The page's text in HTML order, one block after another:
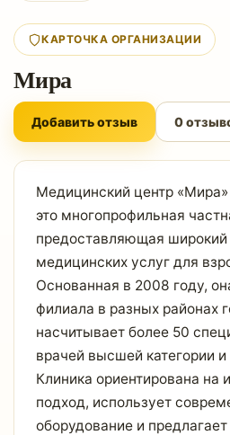
КАРТОЧКА ОРГАНИЗАЦИИ
Мира
Добавить отзыв 0
Медицинский центр
это многопрофильная
предоставляющая широкий
медицинских услуг для
Основанная в 2008 году,
филиала в разных районах
насчитывает более 50
врачей высшей категории и
Клиника ориентирована на
подход, использует
оборудование и